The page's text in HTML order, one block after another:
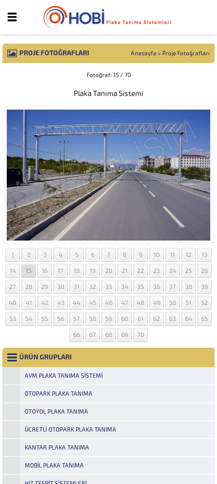
PROJE FOTOĞRAFLARI Anasayfa » Proje Fotoğrafları
Fotoğraf: 15 / 70
Plaka Tanıma Sistemi
1 2 3 4 5 6 7 8 9 10 11 12 13
14 15 16 17 18 19 20 21 22 23 24 25 26
27 28 29 30 31 32 33 34 35 36 37 38 39
40 41 42 43 44 45 46 47 48 49 50 51 52
53 54 55 56 57 58 59 60 61 62 63 64 65
66 67 68 69 70
ÜRÜN GRUPLARI
AVM PLAKA TANIMA SISTEMI
OTOPARK PLAKA TANIMA
OTOYOL PLAKA TANIMA
ÜCRETLI OTOPARK PLAKA TANIMA
KANTAR PLAKA TANIMA
MOBIL PLAKA TANIMA